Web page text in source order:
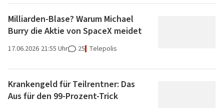
Milliarden-Blase? Warum Michael
Burry die Aktie von SpaceX meidet
17.06.2026 21:55 Uhr 25 Telepolis
Krankengeld für Teilrentner: Das
Aus für den 99-Prozent-Trick